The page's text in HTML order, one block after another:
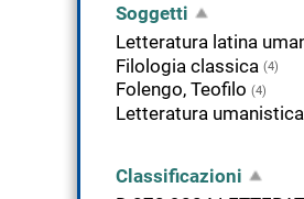
Soggetti
Filologia classica (4)
Folengo, Teofilo (4)
Classificazioni